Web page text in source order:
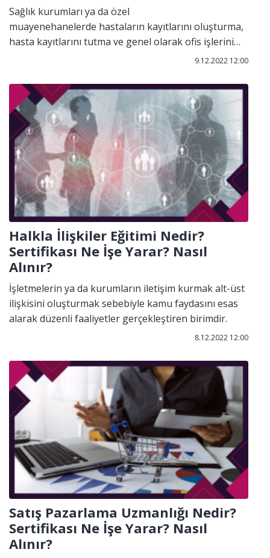
Sağlık kurumları ya da özel
muayenehanelerde hastaların kayıtlarını oluşturma,
hasta kayıtlarını tutma ve genel olarak ofis işlerini
sağlamakla görevli kişilerin mesleki unvanıdır.9.12.2022 12:00
Halkla İlişkiler Eğitimi Nedir?
Sertifikası Ne İşe Yarar? Nasıl
Alınır?
İşletmelerin ya da kurumların iletişim kurmak alt-üst
ilişkisini oluşturmak sebebiyle kamu faydasını esas
alarak düzenli faaliyetler gerçekleştiren birimdir.
8.12.2022 12:00
Satış Pazarlama Uzmanlığı Nedir?
Sertifikası Ne İşe Yarar? Nasıl
Alınır?